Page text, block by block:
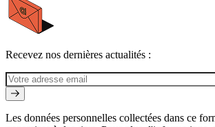
Recevez nos dernières actualités :
Les données personnelles collectées dans ce